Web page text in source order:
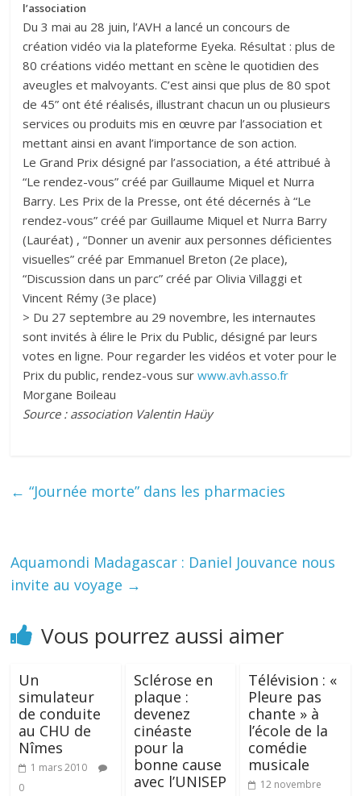
l’association
Du 3 mai au 28 juin, l’AVH a lancé un concours de
création vidéo via la plateforme Eyeka. Résultat : plus de
80 créations vidéo mettant en scène le quotidien des
aveugles et malvoyants. C’est ainsi que plus de 80 spot
de 45” ont été réalisés, illustrant chacun un ou plusieurs
services ou produits mis en œuvre par l’association et
mettant ainsi en avant l’importance de son action.
Le Grand Prix désigné par l’association, a été attribué à
“Le rendez-vous” créé par Guillaume Miquel et Nurra
Barry. Les Prix de la Presse, ont été décernés à “Le
rendez-vous” créé par Guillaume Miquel et Nurra Barry
(Lauréat) , “Donner un avenir aux personnes déficientes
visuelles” créé par Emmanuel Breton (2e place),
“Discussion dans un parc” créé par Olivia Villaggi et
Vincent Rémy (3e place)
> Du 27 septembre au 29 novembre, les internautes
sont invités à élire le Prix du Public, désigné par leurs
votes en ligne. Pour regarder les vidéos et voter pour le
Prix du public, rendez-vous surwww.avh.asso.fr
Morgane Boileau
Source : association Valentin Haüy
← “Journée morte” dans les pharmacies
Aquamondi Madagascar : Daniel Jouvance nous
invite au voyage →
Vous pourrez aussi aimer
Un
simulateur
de conduite
au CHU de
Nîmes
1 mars 2010
0
Sclérose en
plaque :
devenez
cinéaste
pour la
bonne cause
avec l’UNISEP
Télévision : «
Pleure pas
chante » à
l’école de la
comédie
musicale
12 novembre